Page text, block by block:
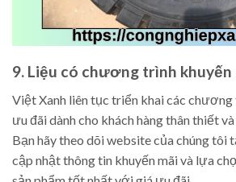
9. Liệu có chương trình khuyến
Việt Xanh liên tục triển khai các chương
ưu đãi dành cho khách hàng thân thiết
Bạn hãy theo dõi website của chúng tôi
cập nhật thông tin khuyến mãi và lựa